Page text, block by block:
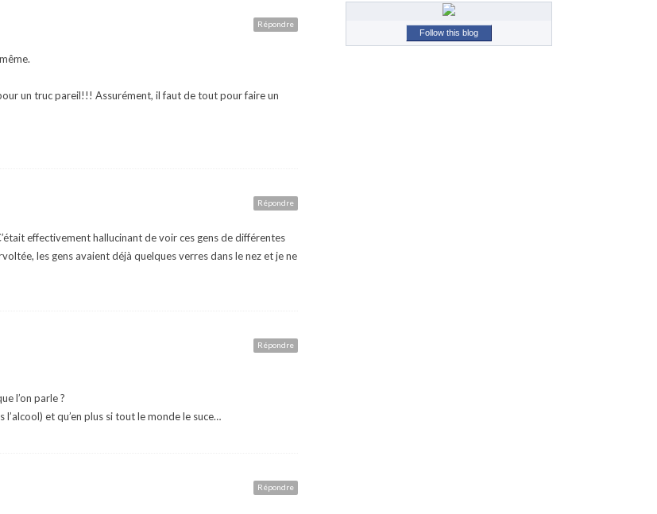
Répondre
un truc pareil!!! Assurément, il faut de tout pour faire un
Répondre
effectivement hallucinant de voir ces gens de différentes
les gens avaient déjà quelques verres dans le nez et je ne
Répondre
l’on parle ?
et qu’en plus si tout le monde le suce…
Répondre
Follow this blog